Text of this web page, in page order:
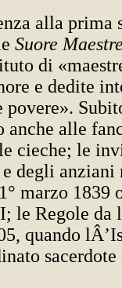
alla prima
Suore
di
e dedite
anche alle
cieche; le
degli anziani
marzo 1839
le Regole da
quando
sacerdote